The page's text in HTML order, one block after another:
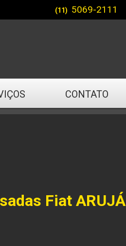
CONTATO
(11) 5069-2111
Fiat ARUJÁ